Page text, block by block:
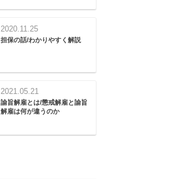
2020.11.25
担保の話/わかりやすく解説
2021.05.21
諭旨解雇とは/懲戒解雇と諭旨
解雇は何が違うのか